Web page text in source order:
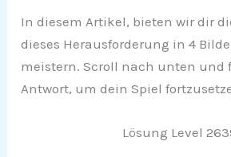
In diesem Artikel, bieten wir dir
dieses Herausforderung in 4
meistern. Scroll nach unten und
Antwort, um dein Spiel
Lösung Level